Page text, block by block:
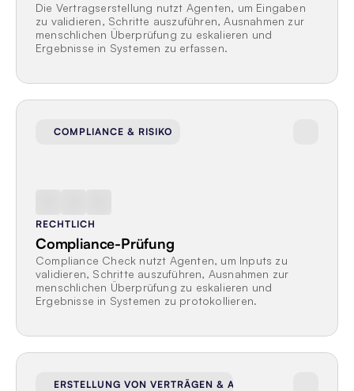
Die Vertragserstellung nutzt Agenten, um Eingaben
zu validieren, Schritte auszuführen, Ausnahmen zur
menschlichen Überprüfung zu eskalieren und
Ergebnisse in Systemen zu erfassen.
COMPLIANCE & RISIKO
RECHTLICH
Compliance-Prüfung
Compliance Check nutzt Agenten, um Inputs zu
validieren, Schritte auszuführen, Ausnahmen zur
menschlichen Überprüfung zu eskalieren und
Ergebnisse in Systemen zu protokollieren.
ERSTELLUNG VON VERTRÄGEN & ANGEBOTEN